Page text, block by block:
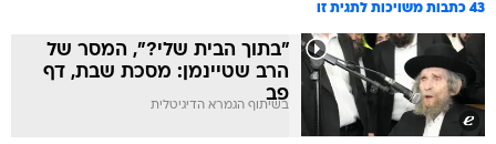
43 כתבות משויכות לתגית זו
"בתוך הבית שלי?", המסר של
הרב שטיינמן: מסכת שבת, דף
פב
בשיתוף הגמרא הדיגיטלית